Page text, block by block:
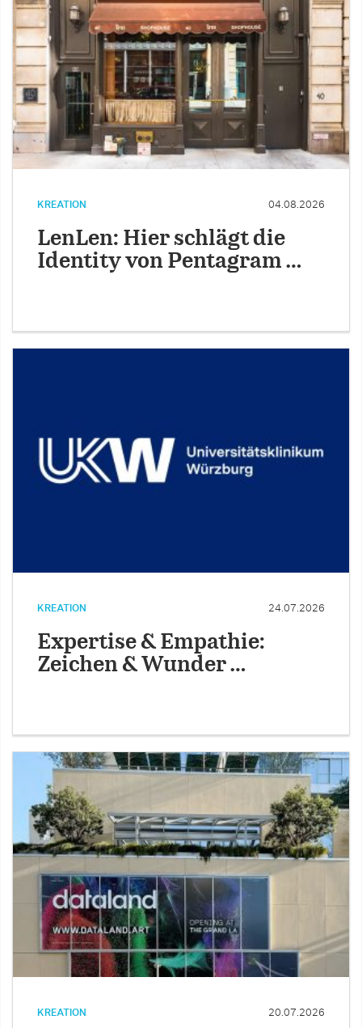
KREATION 04.08.2026
LenLen: Hier schlägt die
Identity von Pentagram …
KREATION 24.07.2026
Expertise & Empathie:
Zeichen & Wunder …
KREATION 20.07.2026